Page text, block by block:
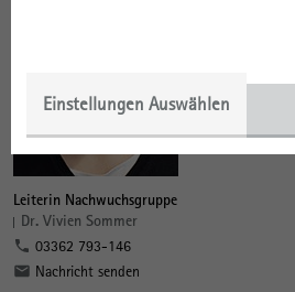
Einstellungen Auswählen
Leiterin Nachwuchsgruppe
Dr. Vivien Sommer
03362 793-146
Nachricht senden